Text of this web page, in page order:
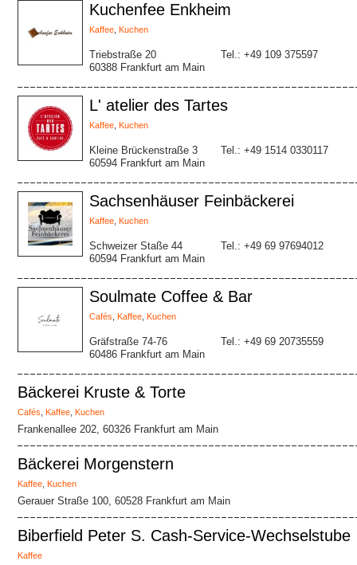
Kuchenfee Enkheim
Kaffee Kuchen
Triebstraße 20
60388 Frankfurt am Main
Tel.: +49 109 375597
L' atelier des Tartes
Kaffee Kuchen
Kleine Brückenstraße 3
60594 Frankfurt am Main
Tel.: +49 1514 0330117
Sachsenhäuser Feinbäckerei
Kaffee Kuchen
Schweizer Staße 44
60594 Frankfurt am Main
Tel.: +49 69 97694012
Soulmate Coffee & Bar
Cafés Kaffee Kuchen
Gräfstraße 74-76
60486 Frankfurt am Main
Tel.: +49 69 20735559
Bäckerei Kruste & Torte
Cafés Kaffee Kuchen
Frankenallee 202, 60326 Frankfurt am Main
Bäckerei Morgenstern
Kaffee Kuchen
Gerauer Straße 100, 60528 Frankfurt am Main
Biberfield Peter S. Cash-Service-Wechselstube
Kaffee